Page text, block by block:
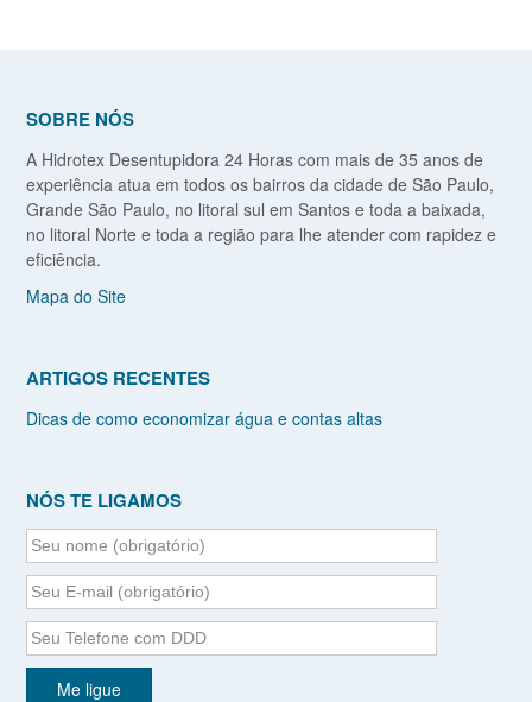
SOBRE NÓS
A Hidrotex Desentupidora 24 Horas com mais de 35 anos de
experiência atua em todos os bairros da cidade de São Paulo,
Grande São Paulo, no litoral sul em Santos e toda a baixada,
no litoral Norte e toda a região para lhe atender com rapidez e
eficiência.
Mapa do Site
ARTIGOS RECENTES
Dicas de como economizar água e contas altas
NÓS TE LIGAMOS